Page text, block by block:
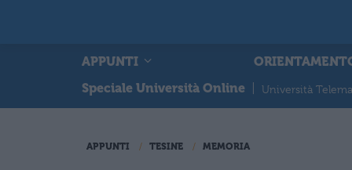
APPUNTI
Speciale Università Online
Università
APPUNTI TESINE MEMORIA